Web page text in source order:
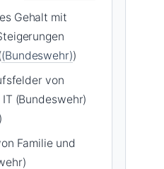
Gehalt mit
(Bundeswehr))
von
(Bundeswehr)
)
Familie und